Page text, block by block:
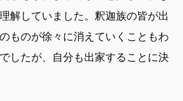
解していました。釈迦族の皆が出
ものが徐々に消えていくこともわ
したが、自分も出家することに決